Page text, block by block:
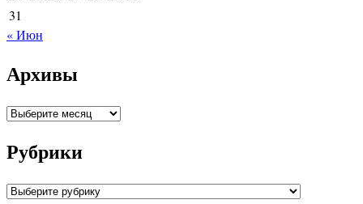
31
« Июн
Архивы
Архивы
Рубрики
Рубрики